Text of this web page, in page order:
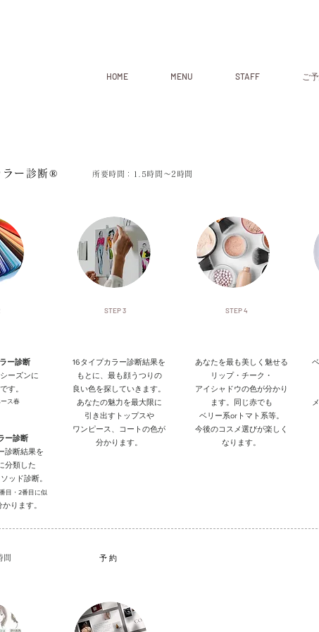
HOME MENU STAFF ご
ラー診断®
ー診断
ーズンに
す。
ス春
ー診断
診断結果を
分類した
ッド診断。
番目・2番目に似
かります。
​所要時間：1.5時間～2時間
STEP 3
16タイプカラー診断結果を
もとに、最も顔うつりの
良い色を探していきます。
あなたの魅力を最大限に
引き出すトップスや
ワンピース、コートの色が
分かります。
STEP 4
あなたを最も美しく魅せる
リップ・チーク・
アイシャドウの色が分かり
ます。同じ赤でも
ベリー系orトマト系等。
今後のコスメ選びが楽しく
なります。
間 ​予 約